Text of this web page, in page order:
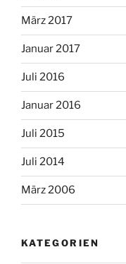
März 2017
Januar 2017
Juli 2016
Januar 2016
Juli 2015
Juli 2014
März 2006
KATEGORIEN